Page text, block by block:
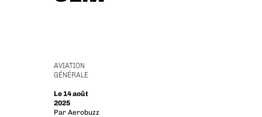
AVIATION
GÉNÉRALE
Le 14 août
2025
Par Aerobuzz